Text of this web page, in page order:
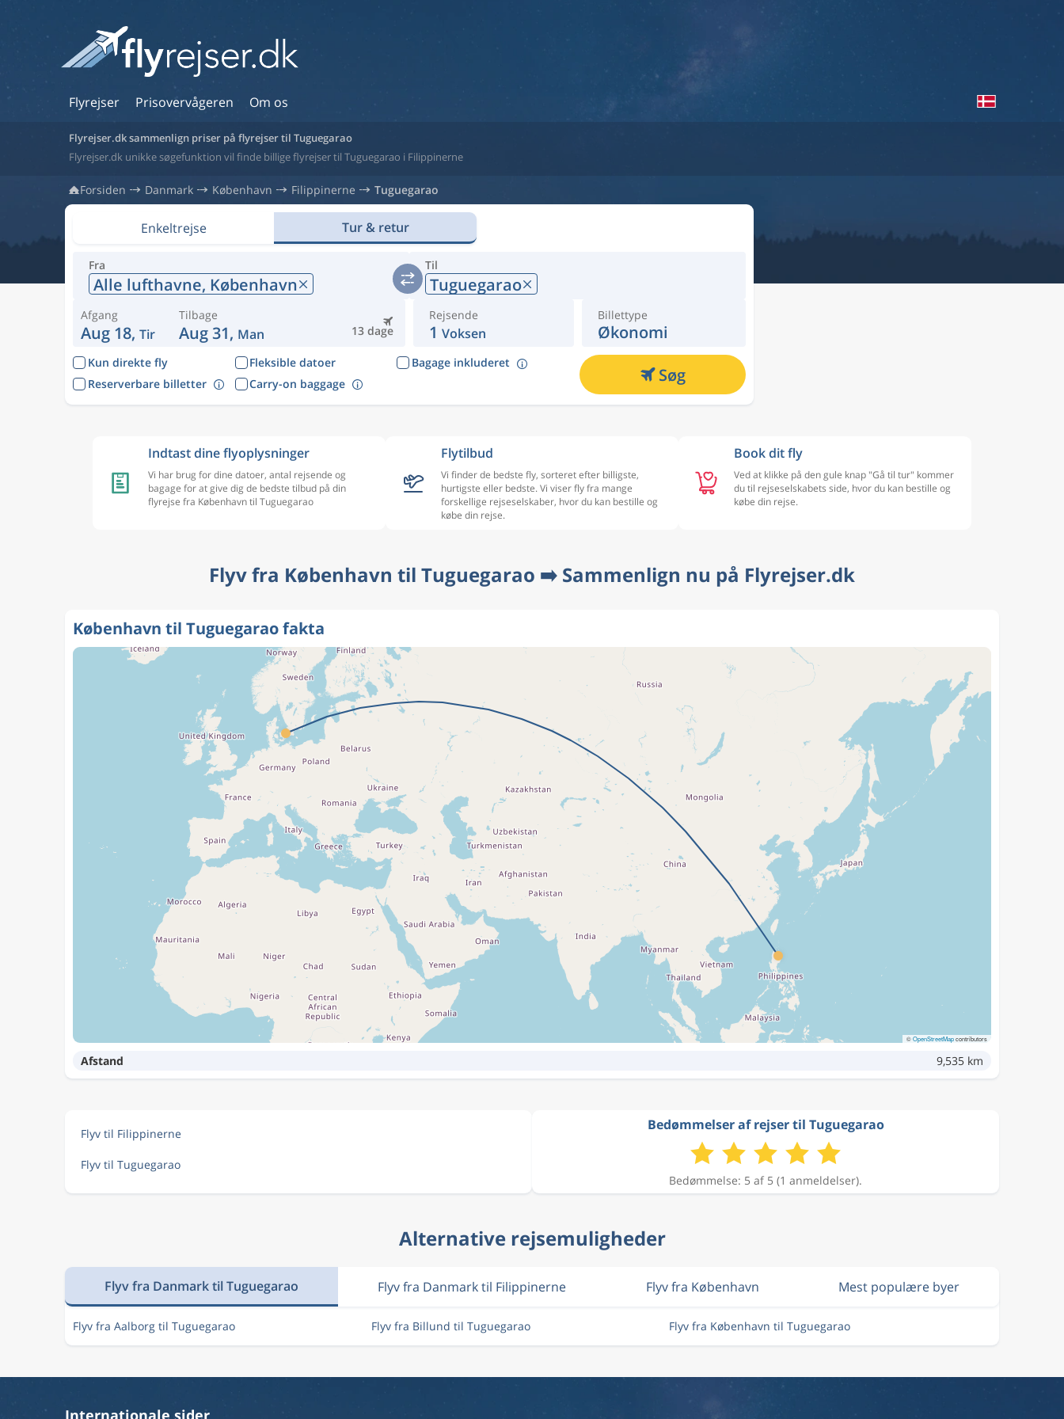
Flyrejser Prisovervågeren Om os
Flyrejser.dk sammenlign priser på flyrejser til Tuguegarao
Flyrejser.dk unikke søgefunktion vil finde billige flyrejser til Tuguegarao i Filippinerne
Forsiden Danmark København Filippinerne Tuguegarao
Enkeltrejse Tur & retur
Fra
Alle lufthavne, København
Til
Tuguegarao
Afgang
Aug 18, Tir 13 dage
Tilbage
Aug 31, Man
Rejsende
1 Voksen
Billettype
Økonomi
Kun direkte fly Fleksible datoer
Bagage inkluderet
Reserverbare billetter
Carry-on baggage Søg
Indtast dine flyoplysninger
Vi har brug for dine datoer, antal rejsende og
bagage for at give dig de bedste tilbud på din
flyrejse fra København til Tuguegarao
Flytilbud
Vi finder de bedste fly, sorteret efter billigste,
hurtigste eller bedste. Vi viser fly fra mange
forskellige rejseselskaber, hvor du kan bestille og
købe din rejse.
Book dit fly
Ved at klikke på den gule knap "Gå til tur" kommer
du til rejseselskabets side, hvor du kan bestille og
købe din rejse.
Flyv fra København til Tuguegarao ➡️ Sammenlign nu på Flyrejser.dk
København til Tuguegarao fakta
©OpenStreetMapcontributors
Afstand 9,535 km
Flyv til Filippinerne
Flyv til Tuguegarao
Bedømmelser af rejser til Tuguegarao
Bedømmelse: 5 af 5 (1 anmeldelser).
Alternative rejsemuligheder
Flyv fra Danmark til Tuguegarao Flyv fra Danmark til Filippinerne Flyv fra København Mest populære byer
Flyv fra Aalborg til Tuguegarao Flyv fra Billund til Tuguegarao Flyv fra København til Tuguegarao
Internationale sider